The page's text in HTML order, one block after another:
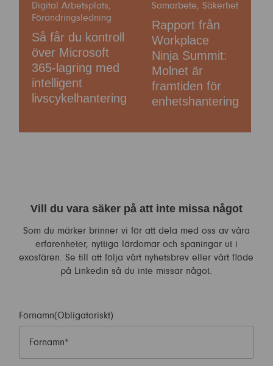
Så får du kontroll
över Microsoft
365-lagring med
intelligent
livscykelhantering
Digital Arbetsplats,
Förändringsledning
Rapport från
Workplace
Ninja Summit:
Molnet är
framtiden för
enhetshantering
Samarbete, Säkerhet
Vill du vara säker på att inte missa något
Som du märker brinner vi för att dela med oss av våra
erfarenheter, nyttiga lärdomar och spaningar ut i
exosfären. Se till att följa vårt nyhetsbrev eller vårt flöde
på Linkedin så du inte missar något.
Förnamn(Obligatoriskt)